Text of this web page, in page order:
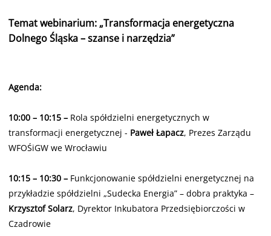
Temat webinarium: „Transformacja energetyczna
Dolnego Śląska – szanse i narzędzia”
Agenda:
10:00 – 10:15 – Rola spółdzielni energetycznych w
transformacji energetycznej - Paweł Łapacz, Prezes Zarządu
WFOŚiGW we Wrocławiu
10:15 – 10:30 – Funkcjonowanie spółdzielni energetycznej na
przykładzie spółdzielni „Sudecka Energia” – dobra praktyka –
Krzysztof Solarz, Dyrektor Inkubatora Przedsiębiorczości w
Czadrowie